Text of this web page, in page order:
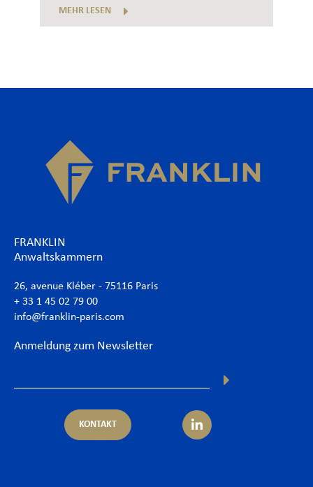
MEHR LESEN
FRANKLIN
Anwaltskammern
26, avenue Kléber - 75116 Paris
+ 33 1 45 02 79 00
info@franklin-paris.com
Anmeldung zum Newsletter
KONTAKT